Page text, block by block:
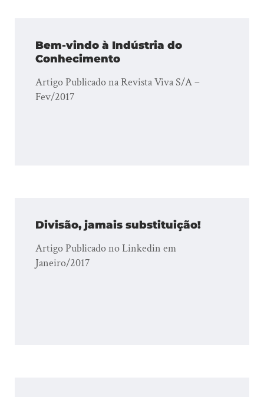
Bem-vindo à Indústria do
Conhecimento
Artigo Publicado na Revista Viva S/A –
Fev/2017
Divisão, jamais substituição!
Artigo Publicado no Linkedin em
Janeiro/2017